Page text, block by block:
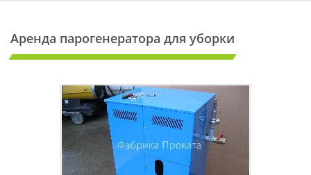
Аренда парогенератора для уборки